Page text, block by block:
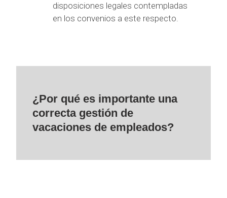
disposiciones legales contempladas
en los convenios a este respecto.
¿Por qué es importante una
correcta gestión de
vacaciones de empleados?